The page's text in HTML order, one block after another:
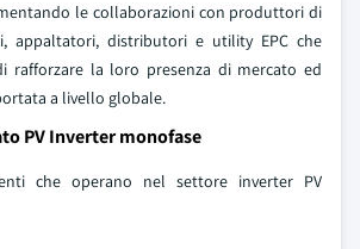
le collaborazioni con produttori di
appaltatori, distributori e utility EPC che
rafforzare la loro presenza di mercato ed
a livello globale.
PV Inverter monofase
che operano nel settore inverter PV